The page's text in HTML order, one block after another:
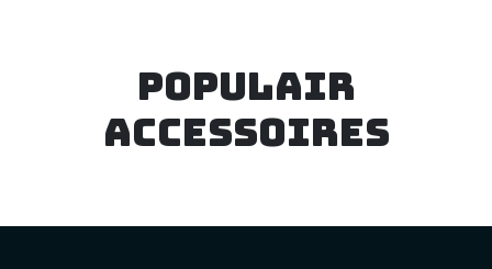
Populair
accessoires